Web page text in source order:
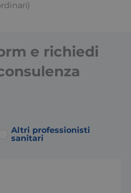
e richiedi
Altri professionisti
sanitari